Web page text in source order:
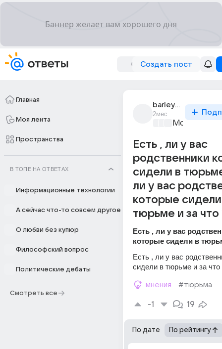
Создать пост
Главная
Моя лента
Пространства
В ТОПЕ НА ОТВЕТАХ
Информационные технологии
А сейчас что-то совсем другое
О любви без купюр
Философский вопрос
Политические дебаты
Смотреть все
barley_3305
2мес
Мозговой
Есть , ли у вас
родственники
сидели в
ли у вас
которые
тюрьме и за что
Есть , ли у вас
которые сидели в
Есть , ли у вас
сидели в тюрьме и за что
мнения #тюрьма
-1 19
По дате По рейтингу